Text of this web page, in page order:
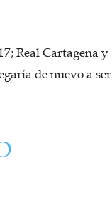
Real Cartagena y
de nuevo a ser